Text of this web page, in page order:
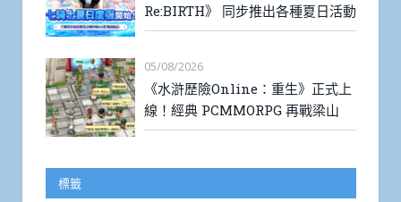
Re:BIRTH》 同步推出各種夏日活動
05/08/2026
《水滸歷險Online：重生》正式上
線！經典 PCMMORPG 再戰梁山
標籤